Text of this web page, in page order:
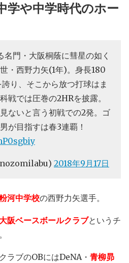
学や中学時代のホー
門・大阪桐蔭に彗星の如く
・西野力矢(1年)。身長180
り、そこから放つ打球はま
戦では圧巻の2HRを披露。
ないと言う初戦での2発。ゴ
が目指すは春3連覇！
2018年9月17日
河中学校の西野力矢選手。
阪ベースボールクラブというチ
ラブのOBにはDeNA・ 青柳昴